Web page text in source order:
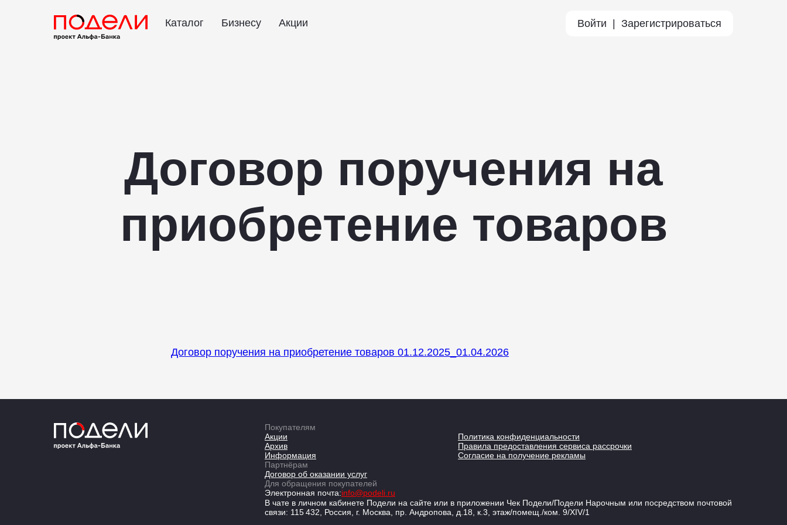
Каталог Бизнесу Акции Войти Зарегистрироваться
Договор поручения на
приобретение товаров
Договор поручения на приобретение товаров 01.12.2025_01.04.2026
Покупателям
Акции
Архив
Информация
Политика конфиденциальности
Правила предоставления сервиса рассрочки
Согласие на получение рекламы
Партнёрам
Договор об оказании услуг
Для обращения покупателей
Электронная почта:info@podeli.ru
В чате в личном кабинете Подели на сайте или в приложении Чек Подели/Подели Нарочным или посредством почтовой
связи: 115 432, Россия, г. Москва, пр. Андропова, д.18, к.3, этаж/помещ./ком. 9/XIV/1